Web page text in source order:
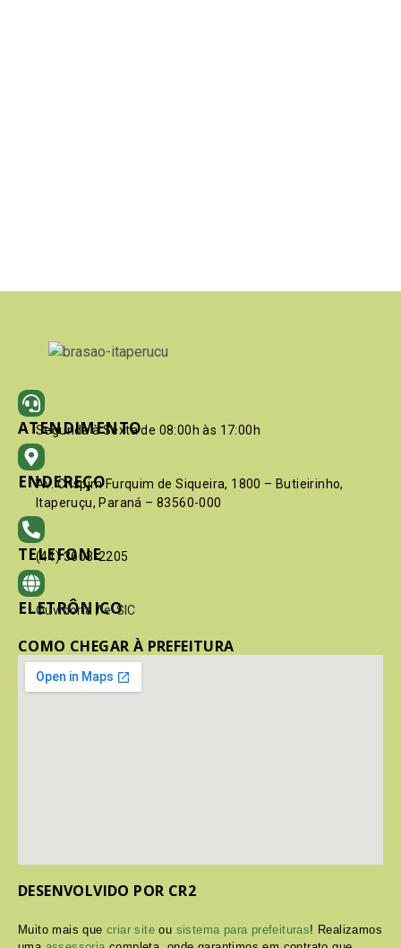
ATENDIMENTO
Segunda à Sexta de 08:00h às 17:00h
ENDEREÇO
Av. Crispim Furquim de Siqueira, 1800 – Butieirinho,
Itaperuçu, Paraná – 83560-000
TELEFONE
(41) 3603-2205
ELETRÔNICO
Ouvidoria / e-SIC
COMO CHEGAR À PREFEITURA
DESENVOLVIDO POR CR2
Muito mais quecriar site ou sistema para prefeituras! Realizamos